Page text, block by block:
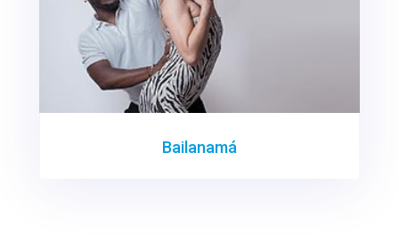
Bailanamá